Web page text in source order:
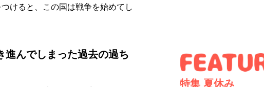
けると、この国は戦争を始めてし
進んでしまった過去の過ち
特集 夏休み